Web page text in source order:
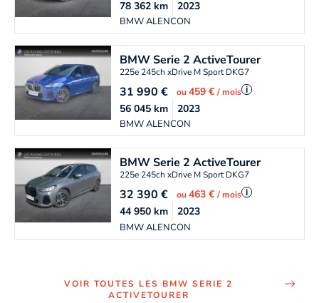
BMW ALENCON
78 362km 2023
BMWSerie 2 ActiveTourer
225e 245ch xDrive M Sport DKG7
31 990€ ou459 €/ mois i
BMW ALENCON
56 045km 2023
BMWSerie 2 ActiveTourer
225e 245ch xDrive M Sport DKG7
32 390€ ou463 €/ mois i
BMW ALENCON
44 950km 2023
VOIR TOUTES LES BMW SERIE 2
ACTIVETOURER